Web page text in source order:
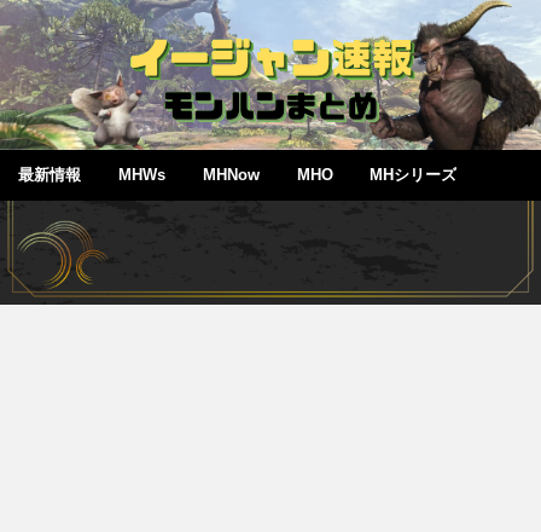
最新情報 MHWs MHNow MHO MHシリーズ